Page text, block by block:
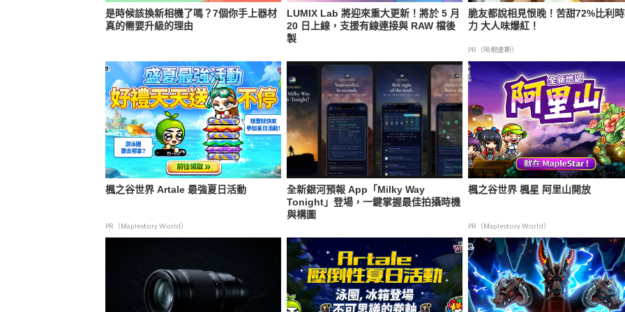
是時候該換新相機了嗎？7個你手上器材
真的需要升級的理由
LUMIX Lab 將迎來重大更新！將於 5 月
20 日上線，支援有線連接與 RAW 檔後
製
脆友都說相見恨晚！苦甜72%比利
力 大人味爆紅！
PR（哈根達斯）
楓之谷世界 Artale 最強夏日活動
PR（Maplestory World）
全新銀河預報 App「Milky Way
Tonight」登場，一鍵掌握最佳拍攝時機
與構圖
楓之谷世界 楓星 阿里山開放
PR（Maplestory World）